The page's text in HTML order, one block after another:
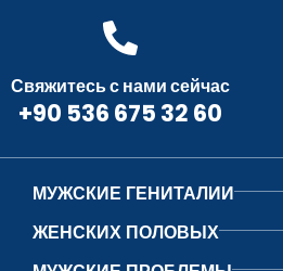
Свяжитесь с нами сейчас
+90 536 675 32 60
МУЖСКИЕ ГЕНИТАЛИИ
ЖЕНСКИХ ПОЛОВЫХ